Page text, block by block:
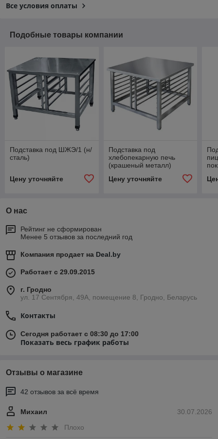
Все условия оплаты
Подобные товары компании
Подставка под ШЖЭ/1 (н/
сталь)
Цену уточняйте
Подставка под
хлебопекарную печь
(крашеный металл)
Цену уточняйте
О нас
Рейтинг не сформирован
Менее 5 отзывов за последний год
Компания продает на Deal.by
Работает с 29.09.2015
г. Гродно
ул. 17 Сентября, 49А, помещение 8, Гродно, Беларусь
Контакты
Сегодня работает с 08:30 до 17:00
Показать весь график работы
Отзывы о магазине
42 отзывов за всё время
30.07.2026
Михаил
Плохо